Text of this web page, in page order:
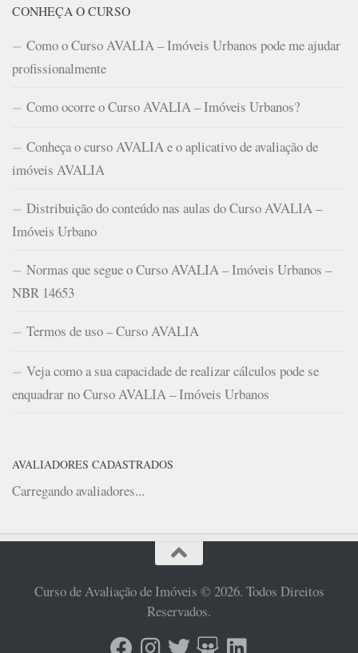
CONHEÇA O CURSO
Como o Curso AVALIA – Imóveis Urbanos pode me ajudar
profissionalmente
Como ocorre o Curso AVALIA – Imóveis Urbanos?
Conheça o curso AVALIA e o aplicativo de avaliação de
imóveis AVALIA
Distribuição do conteúdo nas aulas do Curso AVALIA –
Imóveis Urbano
Normas que segue o Curso AVALIA – Imóveis Urbanos –
NBR 14653
Termos de uso – Curso AVALIA
Veja como a sua capacidade de realizar cálculos pode se
enquadrar no Curso AVALIA – Imóveis Urbanos
AVALIADORES CADASTRADOS
Carregando avaliadores...
Curso de Avaliação de Imóveis © 2026. Todos Direitos
Reservados.